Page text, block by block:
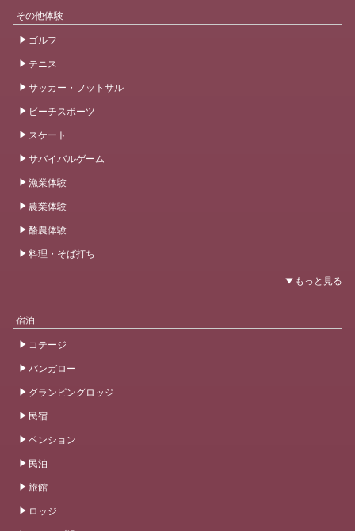
その他体験
ゴルフ
テニス
サッカー・フットサル
ビーチスポーツ
スケート
サバイバルゲーム
漁業体験
農業体験
酪農体験
料理・そば打ち
宿泊
コテージ
バンガロー
グランピングロッジ
民宿
ペンション
民泊
旅館
ロッジ